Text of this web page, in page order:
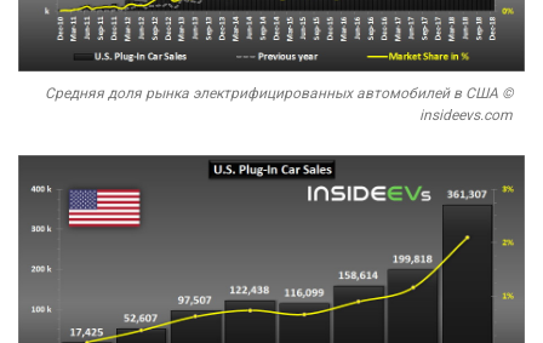
Средняя доля рынка электрифицированных автомобилей в США ©
insideevs.com